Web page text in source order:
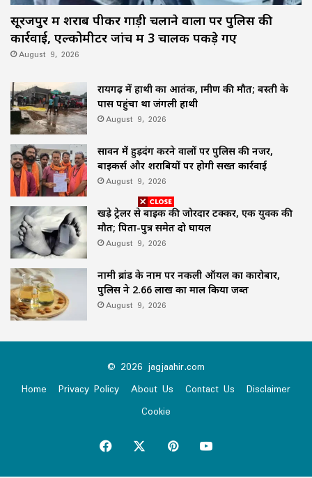
सूरजपुर में शराब पीकर गाड़ी चलाने वालों पर पुलिस की
कार्रवाई, एल्कोमीटर जांच में 3 चालक पकड़े गए
August 9, 2026
रायगढ़ में हाथी का आतंक, ग्रामीण की मौत; बस्ती के
पास पहुंचा था जंगली हाथी
August 9, 2026
सावन में हुड़दंग करने वालों पर पुलिस की नजर,
बाइकर्स और शराबियों पर होगी सख्त कार्रवाई
August 9, 2026
खड़े ट्रेलर से बाइक की जोरदार टक्कर, एक युवक की
मौत; पिता-पुत्र समेत दो घायल
August 9, 2026
नामी ब्रांड के नाम पर नकली ऑयल का कारोबार,
पुलिस ने 2.66 लाख का माल किया जब्त
August 9, 2026
© 2026 jagjaahir.com
Home
Privacy Policy About Us Contact Us
Disclaimer
Cookie
Facebook PinterestYouTube